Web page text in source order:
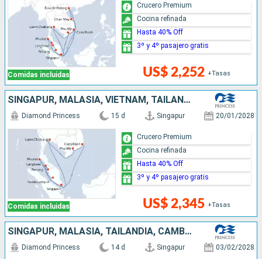
Comidas incluidas US$ 2,252 +Tasas
Crucero Premium
Cocina refinada
Hasta 40% Off
3º y 4º pasajero gratis
SINGAPUR, MALASIA, VIETNAM, TAILANDIA
Comidas incluidas
Diamond Princess 15 d Singapur 20/01/2028
US$ 2,345 +Tasas
Crucero Premium
Cocina refinada
Hasta 40% Off
3º y 4º pasajero gratis
SINGAPUR, MALASIA, TAILANDIA, CAMBOYA
Diamond Princess 14 d Singapur 03/02/2028